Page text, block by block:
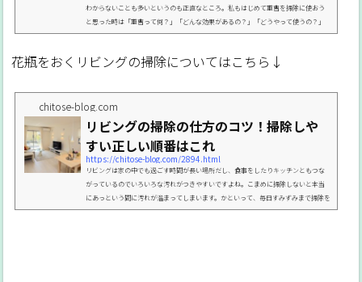
わからないことも多いというのも正直なところ。私もはじめて重曹を掃除に使おう
と思った時は「重曹って何？」「どんな効果があるの？」「どうやって使うの？」
と疑問ばかり浮かびました。そこで今回は重曹での掃除がはじめてという時に役立
ぶのがそもそも重曹って何？という疑問ですよね。重曹は正式名称を「炭酸水素ナ
花瓶をおくリビングの掃除についてはこちら↓
chitose-blog.com
リビングの掃除の仕方のコツ！掃除しや
すい正しい順番はこれ
https://chitose-blog.com/2894.html
リビングは家の中でも過ごす時間が長い場所だし、食事をしたりキッチンともつな
がっているのでいろいろな汚れがつきやすいですよね。こまめに掃除しないと本当
にあっという間に汚れが溜まってしまいます。かといって、毎日すみずみまで掃除を
するというのはなかなか大変。そこで私がやっているなるべく効率よく掃除をする